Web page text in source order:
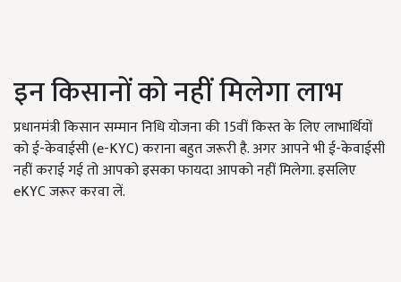
इन किसानों को नहीं मिलेगा लाभ
प्रधानमंत्री किसान सम्मान निधि योजना की 15वीं किस्त के लिए लाभार्थियों
को ई-केवाईसी (e-KYC) कराना बहुत जरूरी है. अगर आपने भी ई-केवाईसी
नहीं कराई गई तो आपको इसका फायदा आपको नहीं मिलेगा. इसलिए
eKYC जरूर करवा लें.